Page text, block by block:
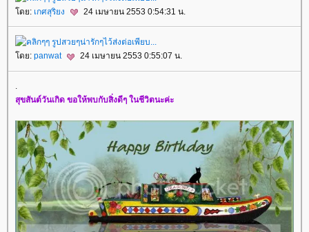
โดย: เกศสุริยง 24 เมษายน 2553 0:54:31 น.
โดย: panwat 24 เมษายน 2553 0:55:07 น.
สุขสันต์วันเกิด ขอให้พบกับสิ่งดีๆ ในชีวิตนะค่ะ